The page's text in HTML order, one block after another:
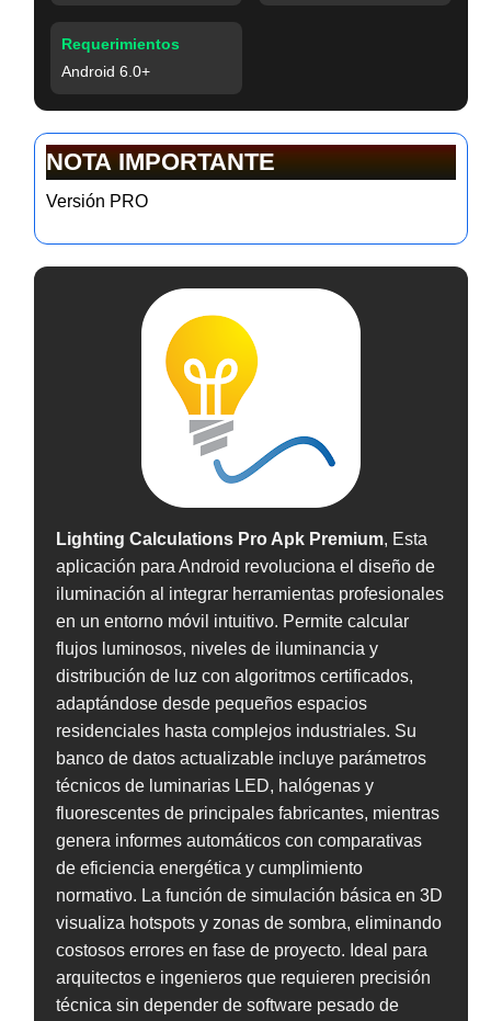
Requerimientos
Android 6.0+
NOTA IMPORTANTE
Versión PRO
Lighting Calculations Pro Apk Premium, Esta
aplicación para Android revoluciona el diseño de
iluminación al integrar herramientas profesionales
en un entorno móvil intuitivo. Permite calcular
flujos luminosos, niveles de iluminancia y
distribución de luz con algoritmos certificados,
adaptándose desde pequeños espacios
residenciales hasta complejos industriales. Su
banco de datos actualizable incluye parámetros
técnicos de luminarias LED, halógenas y
fluorescentes de principales fabricantes, mientras
genera informes automáticos con comparativas
de eficiencia energética y cumplimiento
normativo. La función de simulación básica en 3D
visualiza hotspots y zonas de sombra, eliminando
costosos errores en fase de proyecto. Ideal para
arquitectos e ingenieros que requieren precisión
técnica sin depender de software pesado de